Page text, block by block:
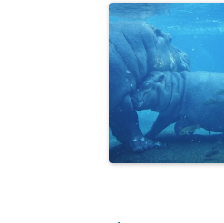
Знакомый
персонаж